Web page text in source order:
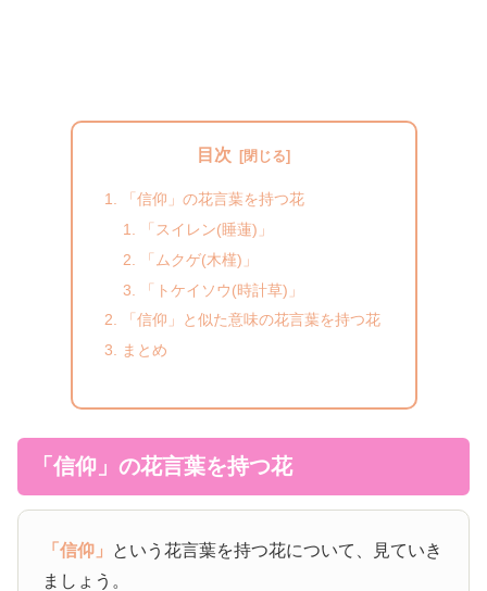
目次
「信仰」の花言葉を持つ花
「スイレン(睡蓮)」
「ムクゲ(木槿)」
「トケイソウ(時計草)」
「信仰」と似た意味の花言葉を持つ花
まとめ
「信仰」の花言葉を持つ花
「信仰」 という花言葉を持つ花について、見ていき
ましょう。